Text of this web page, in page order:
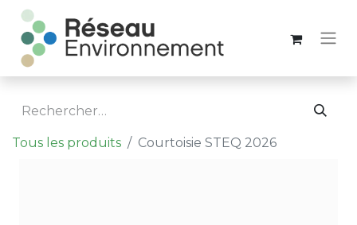
Tous les produits Courtoisie STEQ 2026